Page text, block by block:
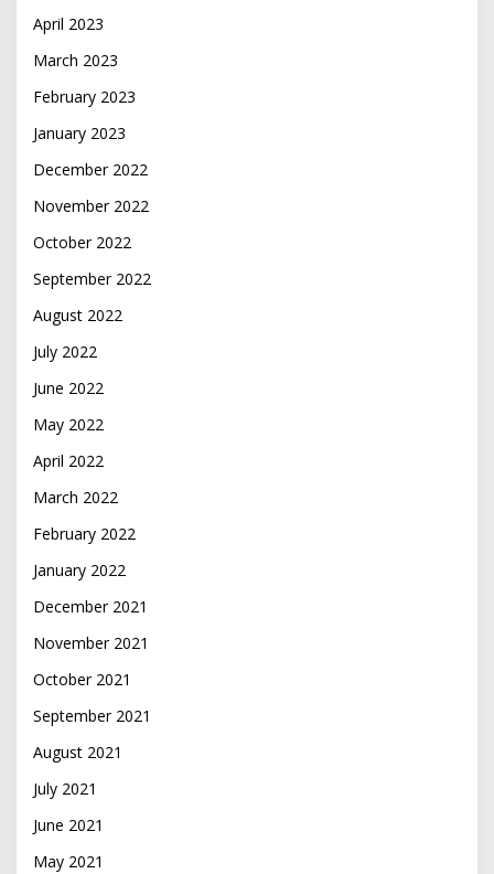
April 2023
March 2023
February 2023
January 2023
December 2022
November 2022
October 2022
September 2022
August 2022
July 2022
June 2022
May 2022
April 2022
March 2022
February 2022
January 2022
December 2021
November 2021
October 2021
September 2021
August 2021
July 2021
June 2021
May 2021